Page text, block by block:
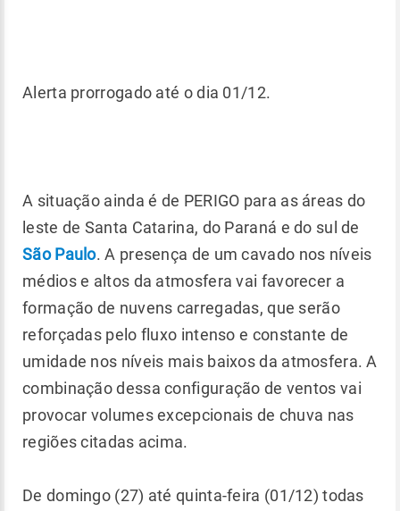
Alerta prorrogado até o dia 01/12.
A situação ainda é de PERIGO para as áreas do
leste de Santa Catarina, do Paraná e do sul de
São Paulo. A presença de um cavado nos níveis
médios e altos da atmosfera vai favorecer a
formação de nuvens carregadas, que serão
reforçadas pelo fluxo intenso e constante de
umidade nos níveis mais baixos da atmosfera. A
combinação dessa configuração de ventos vai
provocar volumes excepcionais de chuva nas
regiões citadas acima.
De domingo (27) até quinta-feira (01/12) todas